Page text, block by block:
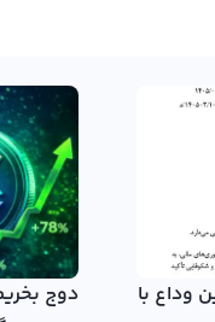
وداع با
دوج